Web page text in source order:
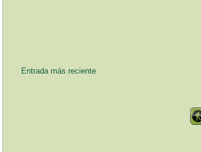
Entrada más reciente